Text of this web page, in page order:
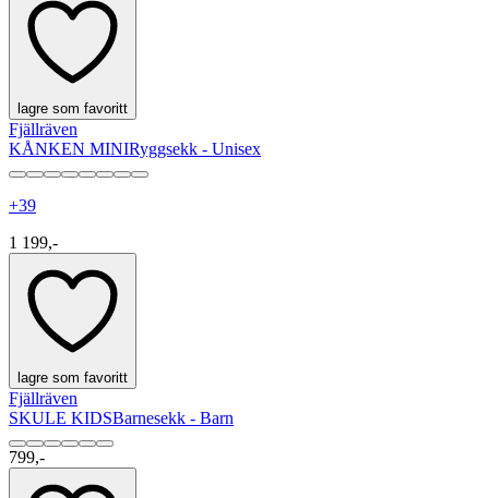
lagre som favoritt
Fjällräven
KÅNKEN MINIRyggsekk - Unisex
+39
1 199,-
lagre som favoritt
Fjällräven
SKULE KIDSBarnesekk - Barn
799,-